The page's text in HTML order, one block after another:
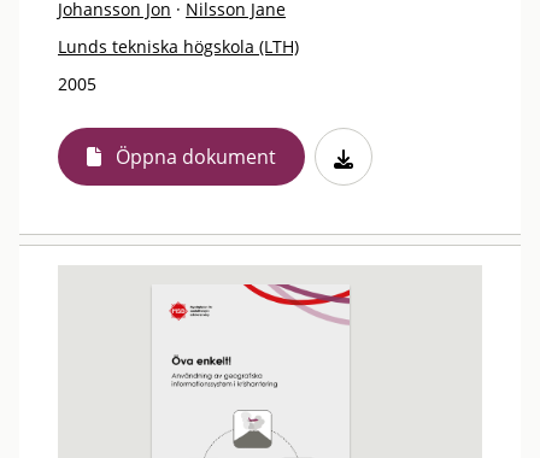
Johansson Jon · Nilsson Jane
Lunds tekniska högskola (LTH)
2005
Öppna dokument